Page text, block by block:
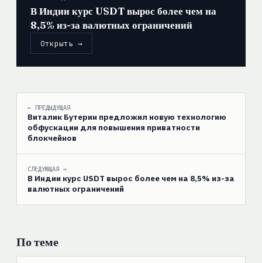
В Индии курс USDT вырос более чем на
8,5% из-за валютных ограничений
Открыть →
← ПРЕДЫДУЩАЯ
Виталик Бутерин предложил новую технологию
обфускации для повышения приватности
блокчейнов
СЛЕДУЮЩАЯ →
В Индии курс USDT вырос более чем на 8,5% из-за
валютных ограничений
По теме